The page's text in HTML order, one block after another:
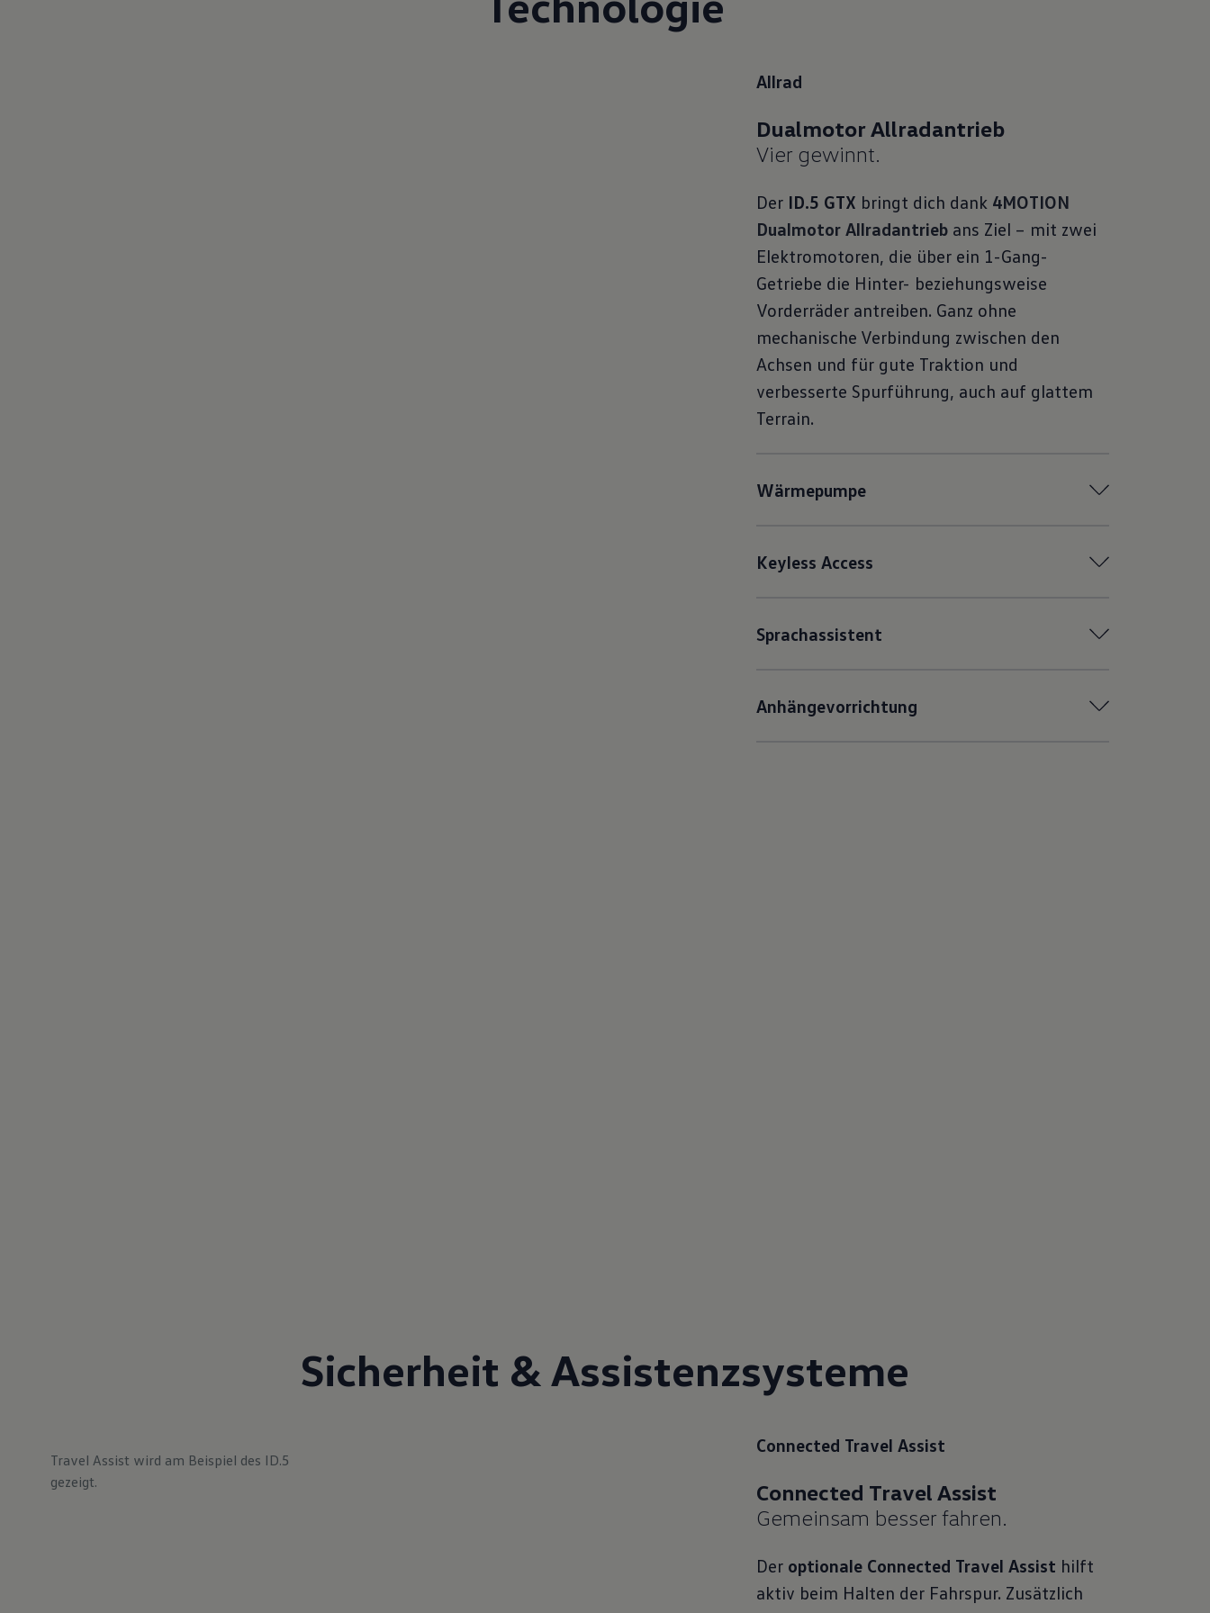
Allrad
Vier gewinnt.
Der ID.5 GTX bringt dich dank 4MOTION
Dualmotor Allradantrieb ans Ziel – mit zwei
Elektromotoren, die über ein 1-Gang-
Getriebe die Hinter- beziehungsweise
Vorderräder antreiben. Ganz ohne
mechanische Verbindung zwischen den
Achsen und für gute Traktion und
verbesserte Spurführung, auch auf glattem
Terrain.
Wärmepumpe
Keyless Access
Sprachassistent
Anhängevorrichtung
Sicherheit & Assistenzsysteme
Connected Travel Assist
Gemeinsam besser fahren.
Travel Assist wird am Beispiel des ID.5
gezeigt.
Der optionale Connected Travel Assist hilft
aktiv beim Halten der Fahrspur. Zusätzlich